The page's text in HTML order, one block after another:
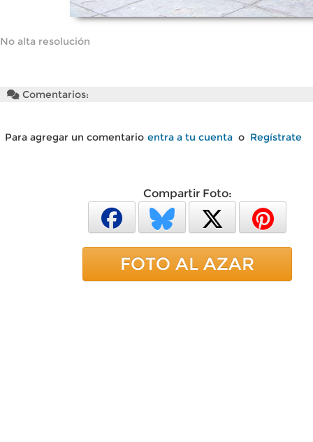
No alta resolución
Comentarios:
Para agregar un comentario entra a tu cuenta o Regístrate
Compartir Foto:
FOTO AL AZAR